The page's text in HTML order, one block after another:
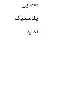
عصایی
پلاستیک
ندارد